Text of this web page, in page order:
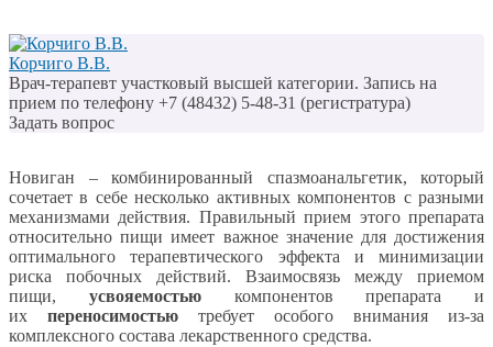
Корчиго В.В.
Врач-терапевт участковый высшей категории. Запись на
прием по телефону +7 (48432) 5-48-31 (регистратура)
Задать вопрос
Новиган – комбинированный спазмоанальгетик, который
сочетает в себе несколько активных компонентов с разными
механизмами действия. Правильный прием этого препарата
относительно пищи имеет важное значение для достижения
оптимального терапевтического эффекта и минимизации
риска побочных действий. Взаимосвязь между приемом
пищи, усвояемостьюкомпонентов препарата и
их переносимостью требует особого внимания из-за
комплексного состава лекарственного средства.